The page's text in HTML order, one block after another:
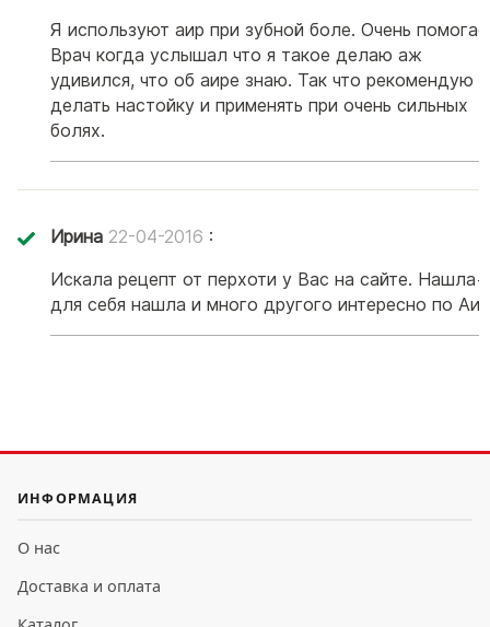
Я используют аир при зубной боле. Очень
Врач когда услышал что я такое делаю аж
удивился, что об аире знаю. Так что рекомендую
делать настойку и применять при очень сильных
болях.
Ирина 22-04-2016 :
Искала рецепт от перхоти у Вас на сайте. Нашла+
для себя нашла и много другого интересно по
ИНФОРМАЦИЯ
О нас
Доставка и оплата